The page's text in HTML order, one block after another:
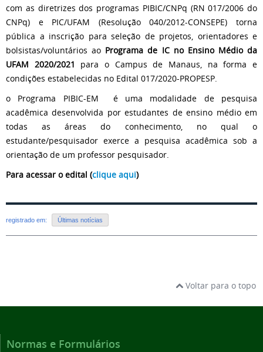
com as diretrizes dos programas PIBIC/CNPq (RN 017/2006 do
CNPq) e PIC/UFAM (Resolução 040/2012-CONSEPE) torna
pública a inscrição para seleção de projetos, orientadores e
bolsistas/voluntários ao Programa de IC no Ensino Médio da
UFAM 2020/2021 para o Campus de Manaus, na forma e
condições estabelecidas no Edital 017/2020-PROPESP.
o Programa PIBIC-EM é uma modalidade de pesquisa
acadêmica desenvolvida por estudantes de ensino médio em
todas as áreas do conhecimento, no qual o
estudante/pesquisador exerce a pesquisa acadêmica sob a
orientação de um professor pesquisador.
Para acessar o edital (clique aqui)
registrado em: Últimas notícias
Voltar para o topo
Normas e Formulários